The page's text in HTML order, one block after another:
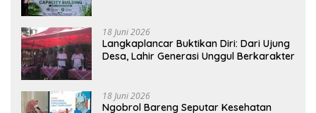
18 Juni 2026
Langkaplancar Buktikan Diri: Dari Ujung
Desa, Lahir Generasi Unggul Berkarakter
18 Juni 2026
Ngobrol Bareng Seputar Kesehatan